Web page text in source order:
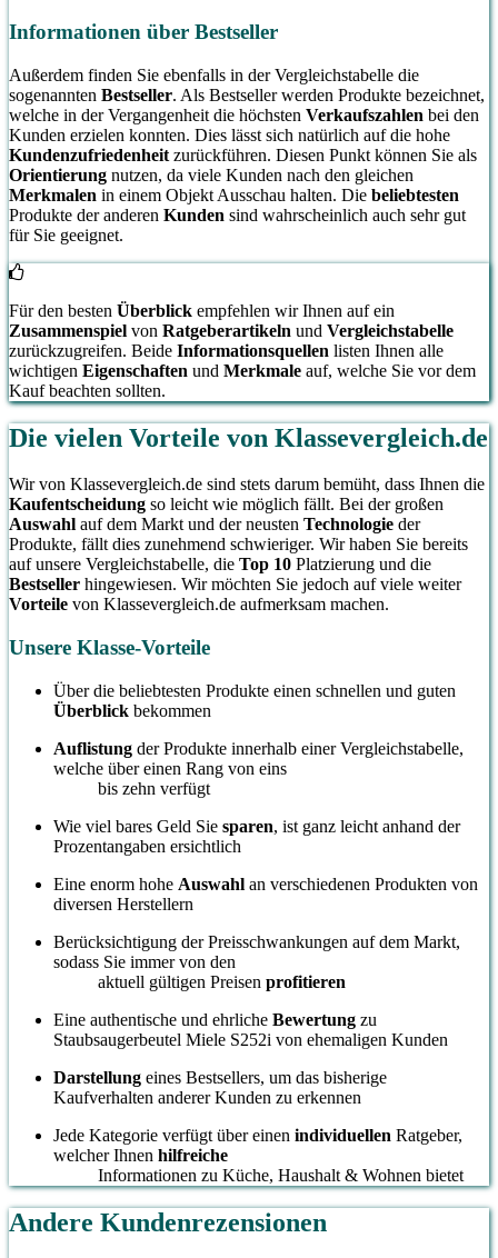
Informationen über Bestseller
Außerdem finden Sie ebenfalls in der Vergleichstabelle die
sogenannten Bestseller. Als Bestseller werden Produkte bezeichnet,
welche in der Vergangenheit die höchsten Verkaufszahlen bei den
Kunden erzielen konnten. Dies lässt sich natürlich auf die hohe
Kundenzufriedenheit zurückführen. Diesen Punkt können Sie als
Orientierung nutzen, da viele Kunden nach den gleichen
Merkmalen in einem Objekt Ausschau halten. Die beliebtesten
Produkte der anderen Kunden sind wahrscheinlich auch sehr gut
für Sie geeignet.
Für den besten Überblick empfehlen wir Ihnen auf ein
Zusammenspiel von Ratgeberartikeln und Vergleichstabelle
zurückzugreifen. Beide Informationsquellen listen Ihnen alle
wichtigen Eigenschaften und Merkmale auf, welche Sie vor dem
Kauf beachten sollten.
Die vielen Vorteile von Klassevergleich.de
Wir von Klassevergleich.de sind stets darum bemüht, dass Ihnen die
Kaufentscheidung so leicht wie möglich fällt. Bei der großen
Auswahl auf dem Markt und der neusten Technologie der
Produkte, fällt dies zunehmend schwieriger. Wir haben Sie bereits
auf unsere Vergleichstabelle, die Top 10 Platzierung und die
Bestseller hingewiesen. Wir möchten Sie jedoch auf viele weiter
Vorteile von Klassevergleich.de aufmerksam machen.
Unsere Klasse-Vorteile
Über die beliebtesten Produkte einen schnellen und guten
Überblick bekommen
Auflistung der Produkte innerhalb einer Vergleichstabelle,
welche über einen Rang von eins
bis zehn verfügt
Wie viel bares Geld Sie sparen, ist ganz leicht anhand der
Prozentangaben ersichtlich
Eine enorm hohe Auswahl an verschiedenen Produkten von
diversen Herstellern
Berücksichtigung der Preisschwankungen auf dem Markt,
sodass Sie immer von den
aktuell gültigen Preisen profitieren
Eine authentische und ehrliche Bewertung zu
Staubsaugerbeutel Miele S252i von ehemaligen Kunden
Darstellung eines Bestsellers, um das bisherige
Kaufverhalten anderer Kunden zu erkennen
Jede Kategorie verfügt über einen individuellen Ratgeber,
welcher Ihnen hilfreiche
Informationen zu Küche, Haushalt & Wohnen bietet
Andere Kundenrezensionen